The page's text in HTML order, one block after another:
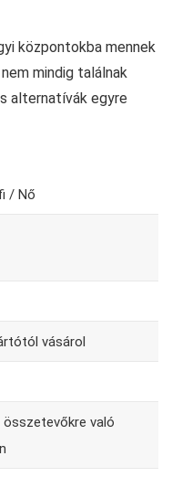
központokba mennek
mindig találnak
alternatívák egyre
/ Nő
vásárol
összetevőkre való